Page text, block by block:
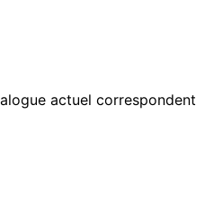
actuel correspondent